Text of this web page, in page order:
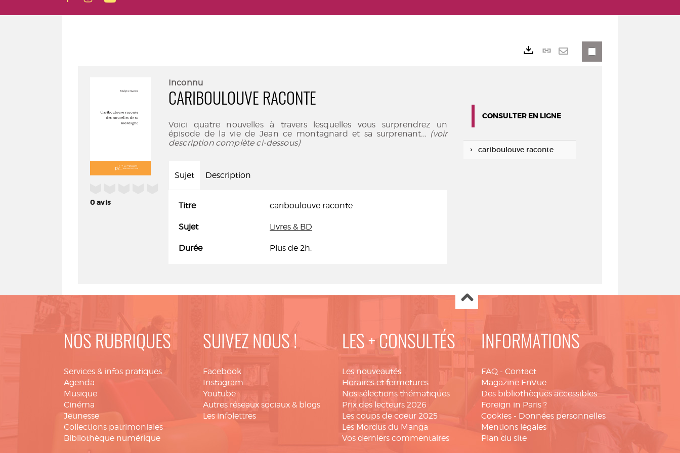
0avis
Inconnu
CARIBOULOUVE RACONTE
Voici quatre nouvelles à travers lesquelles vous surprendrez un
épisode de la vie de Jean ce montagnard et sa surprenant... (voir
description complète ci-dessous)
Sujet Description
Titre cariboulouve raconte
Sujet Livres & BD
Durée Plus de 2h.
Lien
CONSULTER EN LIGNE
cariboulouve raconte
NOS RUBRIQUES
Services & infos pratiques
Agenda
Musique
Cinéma
Jeunesse
Collections patrimoniales
Bibliothèque numérique
SUIVEZ NOUS !
Facebook
Instagram
Youtube
Autres réseaux sociaux & blogs
Les infolettres
LES + CONSULTÉS
Les nouveautés
Horaires et fermetures
Nos sélections thématiques
Prix des lecteurs 2026
Les coups de coeur 2025
Les Mordus du Manga
Vos derniers commentaires
INFORMATIONS
FAQ - Contact
Magazine EnVue
Des bibliothèques accessibles
Foreign in Paris ?
Cookies - Données personnelles
Mentions légales
Plan du site